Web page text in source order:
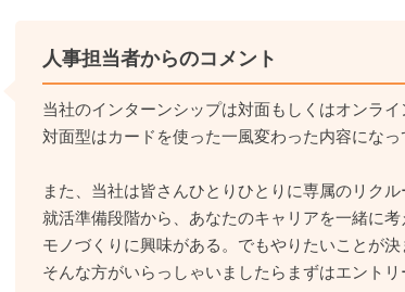
人事担当者からのコメント
当社のインターンシップは対面もしくはオンラ
対面型はカードを使った一風変わった内容になっ
また、当社は皆さんひとりひとりに専属のリクル
就活準備段階から、あなたのキャリアを一緒に考
モノづくりに興味がある。でもやりたいことが
そんな方がいらっしゃいましたらまずはエントリ